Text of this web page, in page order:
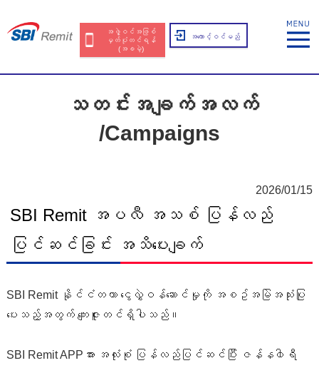
အဖွဲ့ဝင်အဖြစ်
မှတ်ပုံတင်ရန်
(အခမဲ့)
အကောင့်ဝင်မည်
သတင်းအချက်အလက်
/Campaigns
2026/01/15
SBI Remit အပလီ အသစ် ပြန်လည်
ပြင်ဆင်ခြင်း အသိပေးချက်
SBI Remit နိုင်ငံတကာ ငွေလွှဲဝန်ဆောင်မှုကို အစဥ်အမြဲအသုံးပြု
ပေးသည့်အတွက် ကျေးဇူးတင်ရှိပါသည်။
SBI Remit APPအား အလုံးစုံ ပြန်လည်ပြင်ဆင်ပြီး ဇန်န၀ါရီ